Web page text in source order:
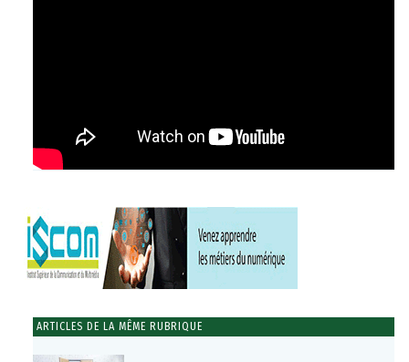
ARTICLES DE LA MÊME RUBRIQUE